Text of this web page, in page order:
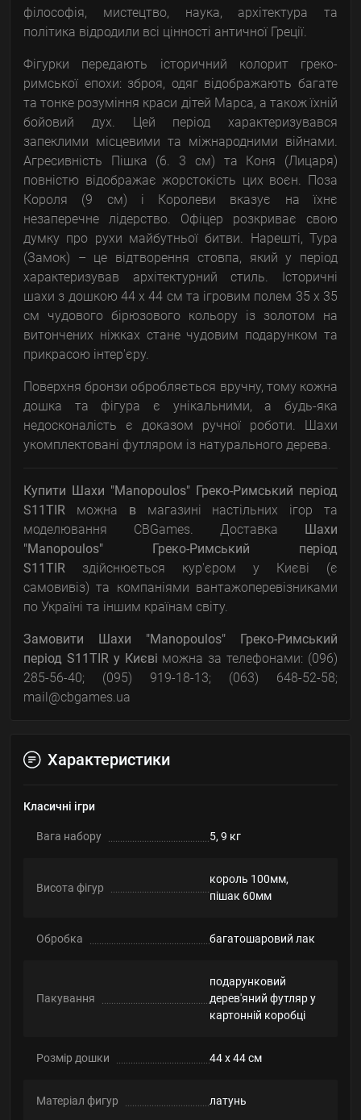
філософія, мистецтво, наука, архітектура та
політика відродили всі цінності античної Греції.
Фігурки передають історичний колорит греко-
римської епохи: зброя, одяг відображають багате
та тонке розуміння краси дітей Марса, а також їхній
бойовий дух. Цей період характеризувався
запеклими місцевими та міжнародними війнами.
Агресивність Пішка (6. 3 см) та Коня (Лицаря)
повністю відображає жорстокість цих воєн. Поза
Короля (9 см) і Королеви вказує на їхнє
незаперечне лідерство. Офіцер розкриває свою
думку про рухи майбутньої битви. Нарешті, Тура
(Замок) – це відтворення стовпа, який у період
характеризував архітектурний стиль. Історичні
шахи з дошкою 44 x 44 см та ігровим полем 35 x 35
см чудового бірюзового кольору із золотом на
витончених ніжках стане чудовим подарунком та
прикрасою інтер'єру.
Поверхня бронзи обробляється вручну, тому кожна
дошка та фігура є унікальними, а будь-яка
недосконалість є доказом ручної роботи. Шахи
укомплектовані футляром із натурального дерева.
Купити Шахи "Manopoulos" Греко-Римський період
S11TIR можна вмагазині настільних ігор та
моделювання CBGames. Доставка Шахи
"Manopoulos" Греко-Римський період
S11TIR
здійснюється кур'єром у Києві (є
самовивіз) та компаніями вантажоперевізниками
по Україні та іншим країнам світу.
Замовити
Шахи "Manopoulos" Греко-Римський
період S11TIR у Києві можна за телефонами: (096)
285-56-40; (095) 919-18-13; (063) 648-52-58;
mail@cbgames.ua
Характеристики
Класичні ігри
Вага набору 5, 9 кг
Висота фігур
король 100мм,
пішак 60мм
Обробка багатошаровий лак
Пакування
подарунковий
дерев'яний футляр у
картонній коробці
Розмір дошки 44 х 44 см
Матеріал фигур латунь